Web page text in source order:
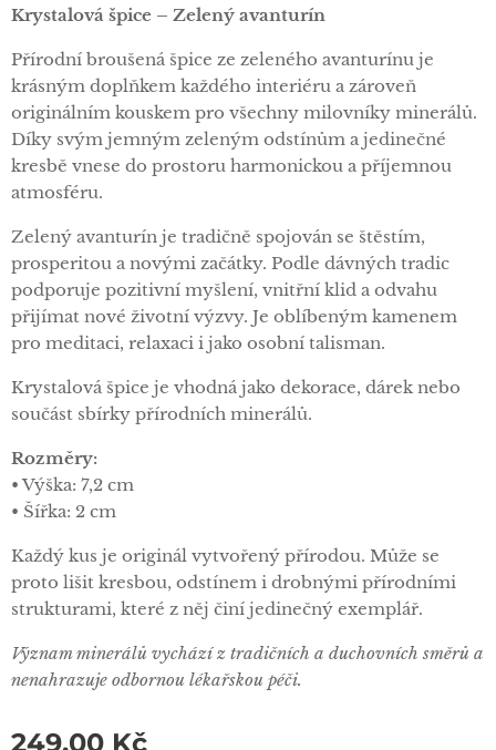
Krystalová špice – Zelený avanturín
Přírodní broušená špice ze zeleného avanturínu je
krásným doplňkem každého interiéru a zároveň
originálním kouskem pro všechny milovníky minerálů.
Díky svým jemným zeleným odstínům a jedinečné
kresbě vnese do prostoru harmonickou a příjemnou
atmosféru.
Zelený avanturín je tradičně spojován se štěstím,
prosperitou a novými začátky. Podle dávných tradic
podporuje pozitivní myšlení, vnitřní klid a odvahu
přijímat nové životní výzvy. Je oblíbeným kamenem
pro meditaci, relaxaci i jako osobní talisman.
Krystalová špice je vhodná jako dekorace, dárek nebo
součást sbírky přírodních minerálů.
Rozměry:
• Výška: 7,2 cm
• Šířka: 2 cm
Každý kus je originál vytvořený přírodou. Může se
proto lišit kresbou, odstínem i drobnými přírodními
strukturami, které z něj činí jedinečný exemplář.
Význam minerálů vychází z tradičních a duchovních směrů a
nenahrazuje odbornou lékařskou péči.
249,00 Kč